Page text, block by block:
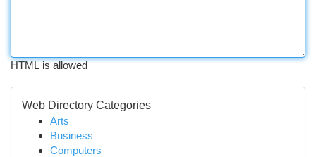
HTML is allowed
Web Directory Categories
Arts
Business
Computers